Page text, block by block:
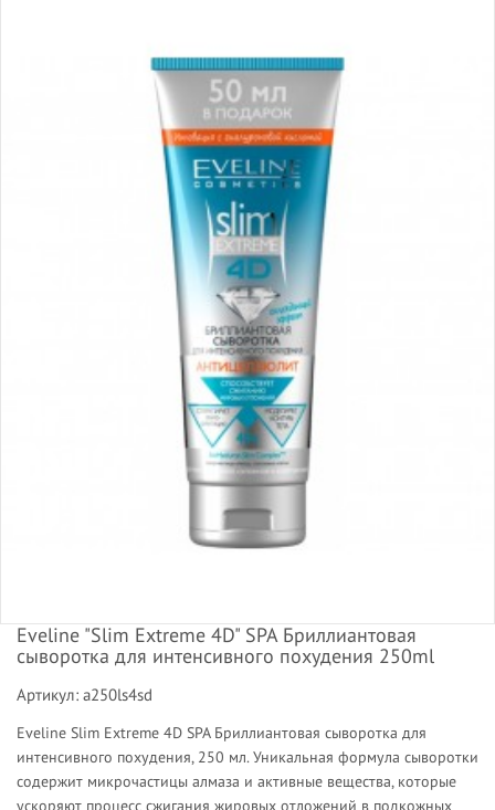
Eveline "Slim Extreme 4D" SPA Бриллиантовая
сыворотка для интенсивного похудения 250ml
Артикул: a250ls4sd
Eveline Slim Extreme 4D SPA Бриллиантовая сыворотка для
интенсивного похудения, 250 мл. Уникальная формула сыворотки
содержит микрочастицы алмаза и активные вещества, которые
ускоряют процесс сжигания жировых отложений в подкожных